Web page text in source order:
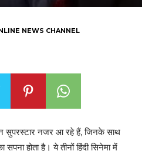
NEWS CHANNEL
सुपरस्टार नजर आ रहे हैं, जिनके साथ
होता है। ये तीनों हिंदी सिनेमा में